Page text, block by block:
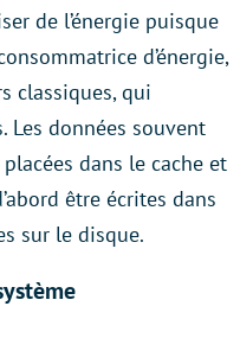
de l’énergie puisque
d’énergie,
classiques, qui
Les données souvent
dans le cache et
être écrites dans
sur le disque.